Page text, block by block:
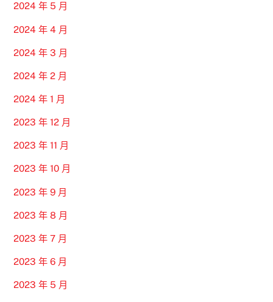
2024 年 5 月
2024 年 4 月
2024 年 3 月
2024 年 2 月
2024 年 1 月
2023 年 12 月
2023 年 11 月
2023 年 10 月
2023 年 9 月
2023 年 8 月
2023 年 7 月
2023 年 6 月
2023 年 5 月